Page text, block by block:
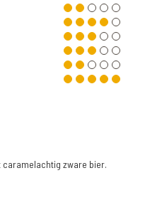
caramelachtig zware bier.